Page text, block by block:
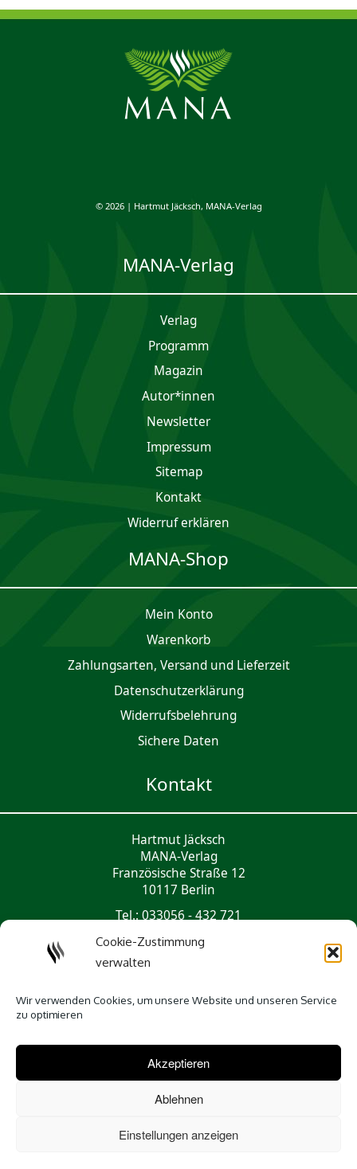
Cookie-Zustimmung
verwalten
Wir verwenden Cookies, um unsere Website und unseren Service
zu optimieren
Akzeptieren
Ablehnen
Einstellungen anzeigen
© 2026 | Hartmut Jäcksch, MANA-Verlag
MANA-Verlag
Verlag
Programm
Magazin
Autor*innen
Newsletter
Impres­sum
Sitemap
Kontakt
Widerruf erklären
MANA-Shop
Mein Konto
Waren­korb
Zahlungsarten, Versand und Lieferzeit
Daten­schutz­er­klärung
Widerrufsbelehrung
Sichere Daten
Kontakt
Hartmut Jäcksch
MANA-Verlag
Französische Straße 12
10117 Berlin
Tel.: 033056 - 432 721
Social Media